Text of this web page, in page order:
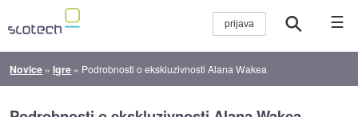
☰
Novice »Igre » Podrobnosti o ekskluzivnosti Alana Wakea